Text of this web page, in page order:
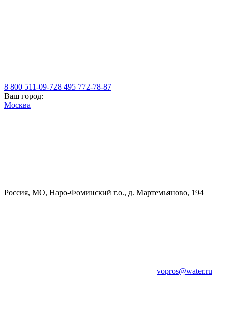
8 800 511-09-728 495 772-78-87
Ваш город:
Москва
Россия, МO, Наро-Фоминский г.о., д. Мартемьяново, 194
vopros@water.ru